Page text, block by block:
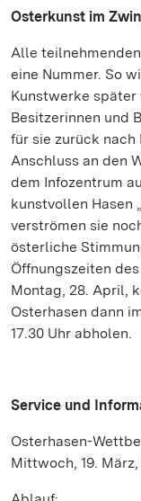
Osterkunst im
Alle
eine Nummer. So
Kunstwerke später
Besitzerinnen und
für sie zurück
Anschluss an den
dem Infozentrum
kunstvollen Hasen
verströmen sie
österliche
Öffnungszeiten
Montag, 28. April,
Osterhasen dann
17.30 Uhr abholen.
Service und
Osterhasen-
Mittwoch, 19.